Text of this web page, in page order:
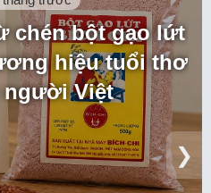
chén bột gạo lứt
hiệu tuổi thơ
người Việt
❯